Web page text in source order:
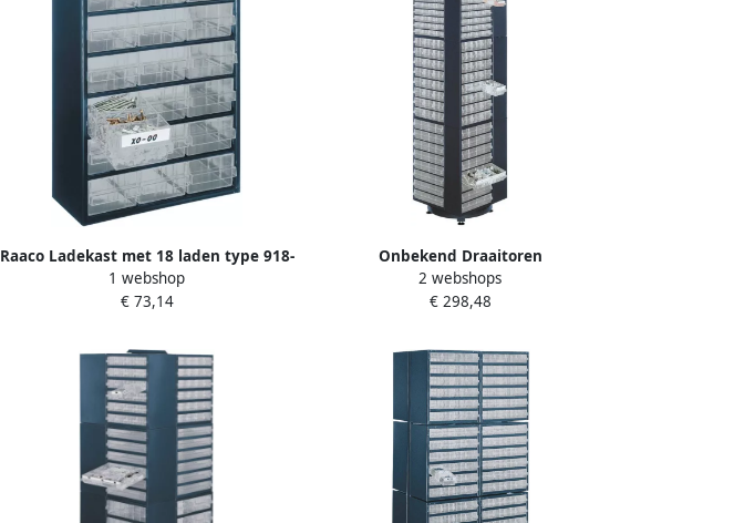
Raaco Ladekast met 18 laden type 918-
02 137478
1 webshop
€ 73,14
Onbekend Draaitoren
B680xD680xH1.760 mm voor 12 laden
gegalvaniseerde staalplaat donkerbl
2 webshops
€ 298,48